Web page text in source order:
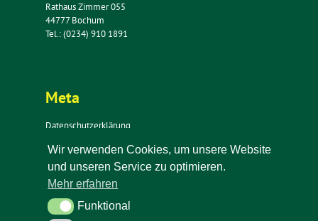
Rathaus Zimmer 055
44777 Bochum
Tel.: (0234) 910 1891
Meta
Datenschutzerklärung
Impressum
Kontakt
Newsletter
Wir verwenden Cookies, um unsere Website
und unseren Service zu optimieren.
Mehr erfahren
FunktionalFunktional